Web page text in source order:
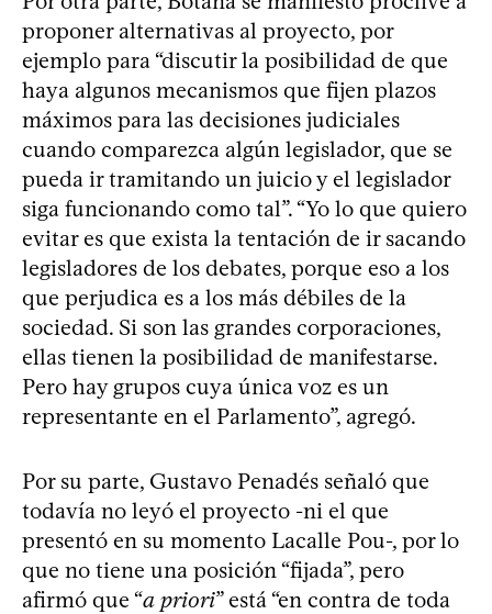
proponer alternativas al proyecto, por
ejemplo para “discutir la posibilidad de que
haya algunos mecanismos que fijen plazos
máximos para las decisiones judiciales
cuando comparezca algún legislador, que se
pueda ir tramitando un juicio y el legislador
siga funcionando como tal”. “Yo lo que quiero
evitar es que exista la tentación de ir sacando
legisladores de los debates, porque eso a los
que perjudica es a los más débiles de la
sociedad. Si son las grandes corporaciones,
ellas tienen la posibilidad de manifestarse.
Pero hay grupos cuya única voz es un
representante en el Parlamento”, agregó.
Por su parte, Gustavo Penadés señaló que
todavía no leyó el proyecto -ni el que
presentó en su momento Lacalle Pou-, por lo
que no tiene una posición “fijada”, pero
afirmó que “a priori” está “en contra de toda